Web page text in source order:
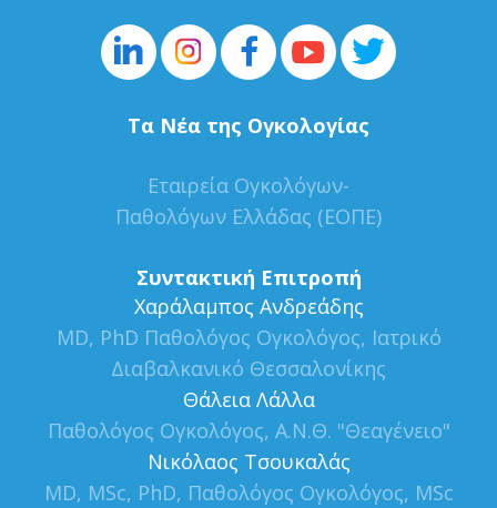
Τα Νέα της Ογκολογίας
Εταιρεία Ογκολόγων-
Παθολόγων Ελλάδας (ΕΟΠΕ)
Συντακτική Επιτροπή
Xαράλαμπος Ανδρεάδης
MD, PhD Παθολόγος Ογκολόγος, Ιατρικό
Διαβαλκανικό Θεσσαλονίκης
Θάλεια Λάλλα
Παθολόγος Ογκολόγος, Α.Ν.Θ. "Θεαγένειο"
Νικόλαος Τσουκαλάς
MD, MSc, PhD, Παθολόγος Ογκολόγος, MSc